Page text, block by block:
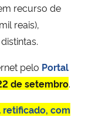
recurso de
reais),
pelo Portal
de setembro.
retificado, com